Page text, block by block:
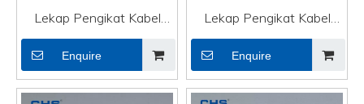
Lekap Pengikat Kabel
OEM Kecil Pemegang
Pengikat Kabel Wayar
Elektrik CTH-2B
Enquire
Lekap Pengikat Kabel
OEM Melekit Pengapit
Kabel Boleh Laras Wayar
Elektrik ADC-70
Enquire